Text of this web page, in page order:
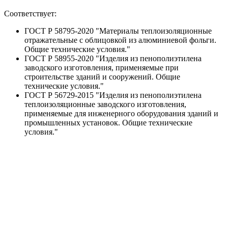
Соответствует:
ГОСТ Р 58795-2020 "Материалы теплоизоляционные
отражательные с облицовкой из алюминиевой фольги.
Общие технические условия."
ГОСТ Р 58955-2020 "Изделия из пенополиэтилена
заводского изготовления, применяемые при
строительстве зданий и сооружений. Общие
технические условия."
ГОСТ Р 56729-2015 "Изделия из пенополиэтилена
теплоизоляционные заводского изготовления,
применяемые для инженерного оборудования зданий и
промышленных установок. Общие технические
условия."